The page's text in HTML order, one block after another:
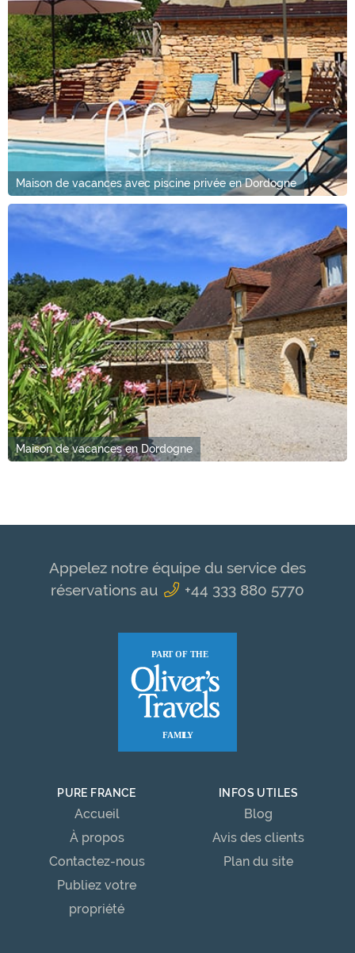
Maison de vacances avec piscine privée en Dordogne
Maison de vacances en Dordogne
Appelez notre équipe du service des
réservations au
+44 333 880 5770
PURE FRANCE
Accueil
À propos
Contactez-nous
Publiez votre
propriété
INFOS UTILES
Blog
Avis des clients
Plan du site